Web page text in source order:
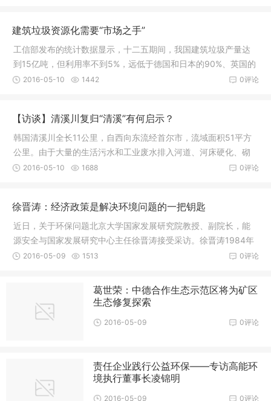
建筑垃圾资源化需要“市场之手”
工信部发布的统计数据显示，十二五期间，我国建筑垃圾产量达
到15亿吨，但利用率不到5%，远低于德国和日本的90%、英国的
80%和美国的70%，这不仅
0评论
2016-05-10 1442
【访谈】清溪川复归“清溪”有何启示？
韩国清溪川全长11公里，自西向东流经首尔市，流域面积51平方
公里。由于大量的生活污水和工业废水排入河道、河床硬化、砌
石护坡、裁弯取直以及
0评论
2016-05-10 1688
徐晋涛：经济政策是解决环境问题的一把钥匙
近日，关于环保问题北京大学国家发展研究院教授、副院长，能
源安全与国家发展研究中心主任徐晋涛接受采访。徐晋涛1984年
毕业于吉林工业大学管
0评论
2016-05-09 1513
葛世荣：中德合作生态示范区将为矿区
生态修复探索
0评论
2016-05-09
责任企业践行公益环保——专访高能环
境执行董事长凌锦明
0评论
2016-05-09